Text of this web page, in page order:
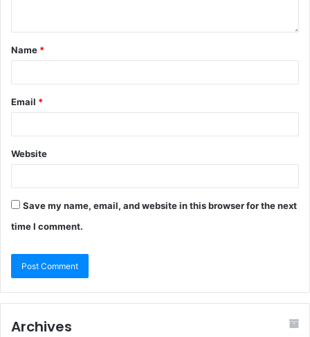
Name *
Email *
Website
Save my name, email, and website in this browser for the next
time I comment.
Archives